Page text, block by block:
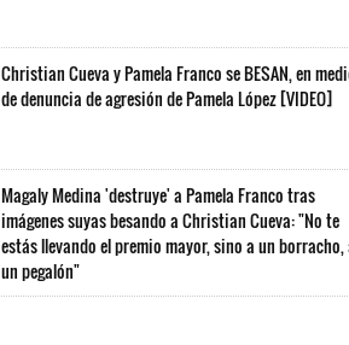
Christian Cueva y Pamela Franco se BESAN, en
de denuncia de agresión de Pamela López [VIDEO]
Magaly Medina 'destruye' a Pamela Franco tras
imágenes suyas besando a Christian Cueva: "No te
estás llevando el premio mayor, sino a un borracho,
un pegalón"